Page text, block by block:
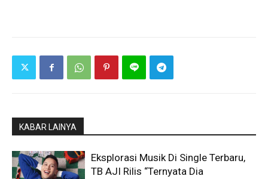
KABAR LAINYA
Eksplorasi Musik Di Single Terbaru,
TB AJI Rilis “Ternyata Dia